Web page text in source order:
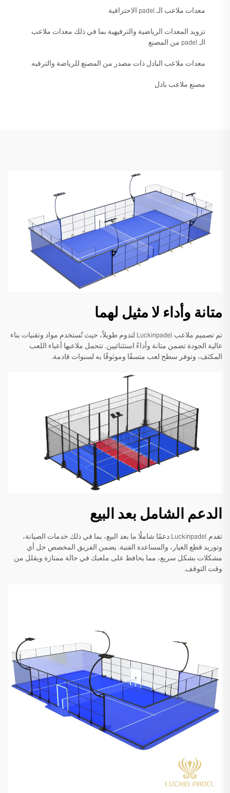
معدات ملاعب الـ padel الاحترافية
تزويد المعدات الرياضية والترفيهية بما في ذلك معدات ملاعب
الـ padel من المصنع
معدات ملاعب البادل ذات مصدر من المصنع للرياضة والترفيه
مصنع ملاعب بادل
متانة وأداء لا مثيل لهما
تم تصميم ملاعب Luckinpadel لتدوم طويلاً، حيث تُستخدم مواد وتقنيات بناء
عالية الجودة تضمن متانة وأداءً استثنائيين. تتحمل ملاعبها أعباء اللعب
المكثف، وتوفر سطح لعب متسقًا وموثوقًا به لسنوات قادمة.
الدعم الشامل بعد البيع
تقدم Luckinpadel دعمًا شاملًا ما بعد البيع، بما في ذلك خدمات الصيانة،
وتوريد قطع الغيار، والمساعدة الفنية. يضمن الفريق المخصص حل أي
مشكلات بشكل سريع، مما يحافظ على ملعبك في حالة ممتازة ويقلل من
وقت التوقف.